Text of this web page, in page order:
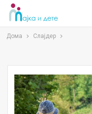
Дома Слајдер